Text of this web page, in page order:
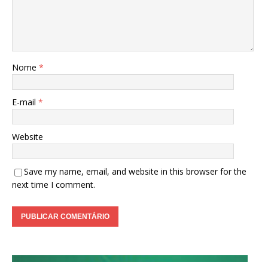
Nome *
E-mail *
Website
Save my name, email, and website in this browser for the
next time I comment.